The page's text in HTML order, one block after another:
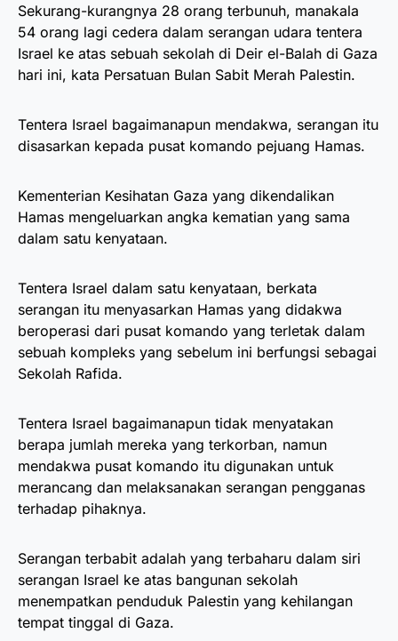
Sekurang-kurangnya 28 orang terbunuh, manakala
54 orang lagi cedera dalam serangan udara tentera
Israel ke atas sebuah sekolah di Deir el-Balah di Gaza
hari ini, kata Persatuan Bulan Sabit Merah Palestin.
Tentera Israel bagaimanapun mendakwa, serangan itu
disasarkan kepada pusat komando pejuang Hamas.
Kementerian Kesihatan Gaza yang dikendalikan
Hamas mengeluarkan angka kematian yang sama
dalam satu kenyataan.
Tentera Israel dalam satu kenyataan, berkata
serangan itu menyasarkan Hamas yang didakwa
beroperasi dari pusat komando yang terletak dalam
sebuah kompleks yang sebelum ini berfungsi sebagai
Sekolah Rafida.
Tentera Israel bagaimanapun tidak menyatakan
berapa jumlah mereka yang terkorban, namun
mendakwa pusat komando itu digunakan untuk
merancang dan melaksanakan serangan pengganas
terhadap pihaknya.
Serangan terbabit adalah yang terbaharu dalam siri
serangan Israel ke atas bangunan sekolah
menempatkan penduduk Palestin yang kehilangan
tempat tinggal di Gaza.